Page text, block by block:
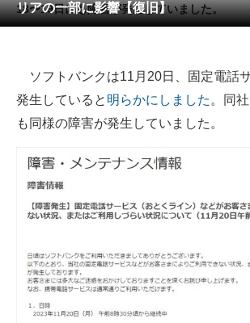
メディア
ITの今と未来を見通す
スマホと通信の最新トレンド
進化するPCとデバイスの未来
好きが集まる 比べて選べる
AI活用のいまが分かる
企業ITのトレンドを詳説
リアの一部に影響【復旧】
18〜19日にも障害が発生していました。
ソフトバンクは11月20日、固定電話
発生していると 明らかにしました 。同
も同様の障害が発生していました。